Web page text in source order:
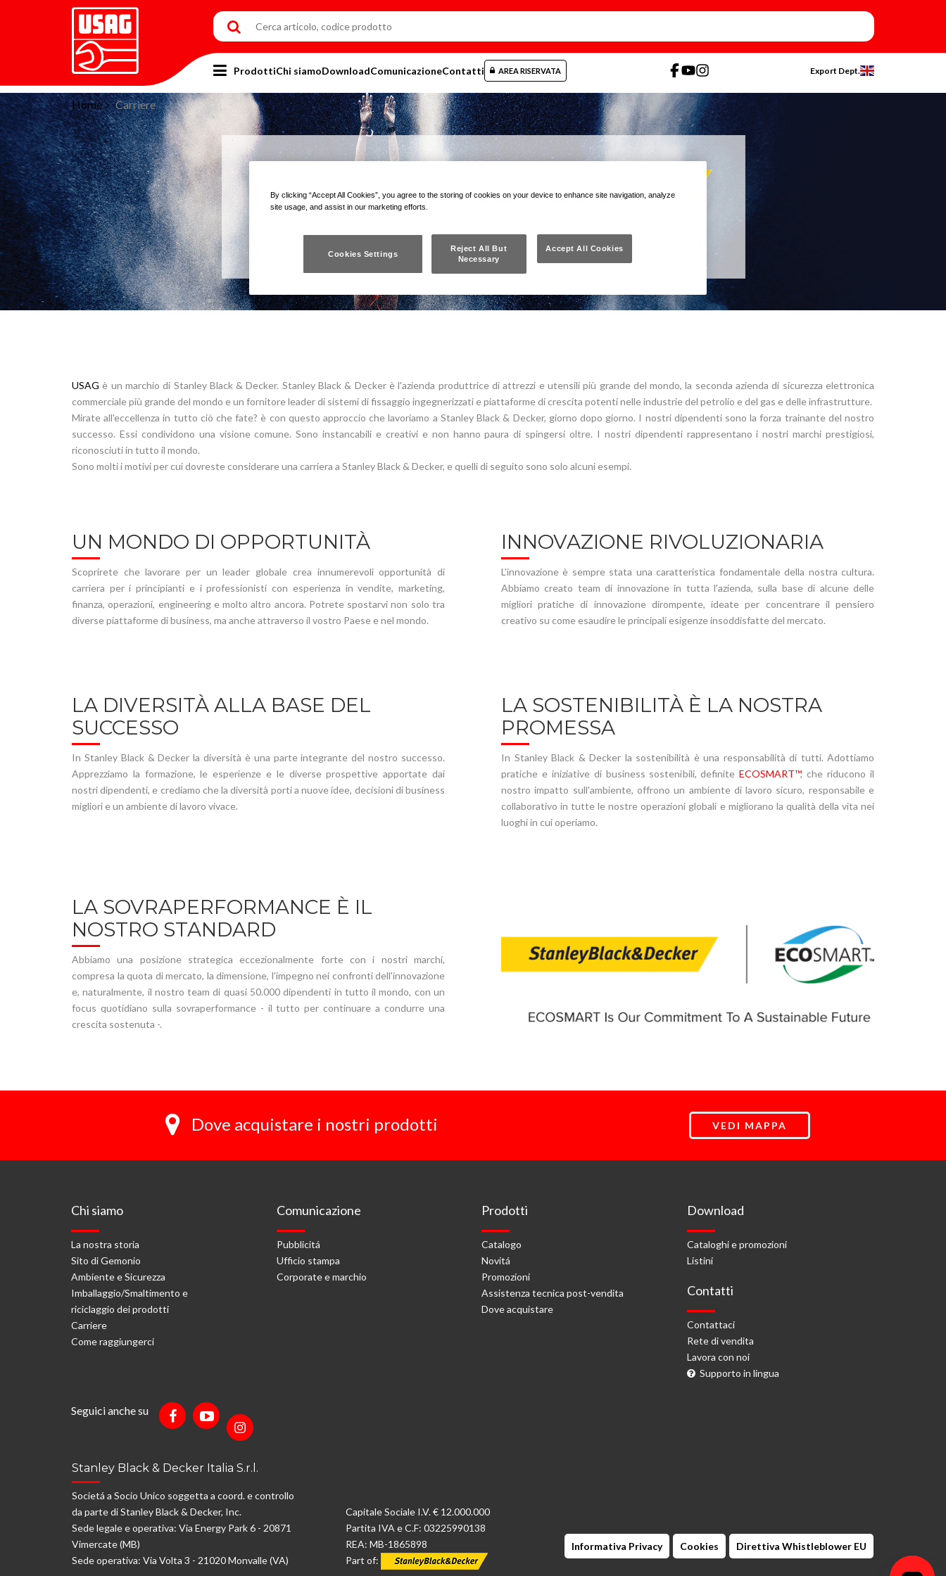
Home Carriere
ProdottiChi siamoDownloadComunicazioneContatti AREA RISERVATA Export Dept.
USAG è un marchio di Stanley Black & Decker. Stanley Black & Decker è l'azienda produttrice di attrezzi e utensili più grande del mondo, la seconda azienda di sicurezza elettronica
commerciale più grande del mondo e un fornitore leader di sistemi di fissaggio ingegnerizzati e piattaforme di crescita potenti nelle industrie del petrolio e del gas e delle infrastrutture.
Mirate all'eccellenza in tutto ciò che fate? è con questo approccio che lavoriamo a Stanley Black & Decker, giorno dopo giorno. I nostri dipendenti sono la forza trainante del nostro
successo. Essi condividono una visione comune. Sono instancabili e creativi e non hanno paura di spingersi oltre. I nostri dipendenti rappresentano i nostri marchi prestigiosi,
riconosciuti in tutto il mondo.
Sono molti i motivi per cui dovreste considerare una carriera a Stanley Black & Decker, e quelli di seguito sono solo alcuni esempi.
UN MONDO DI OPPORTUNITÀ
Scoprirete che lavorare per un leader globale crea innumerevoli opportunità di
carriera per i principianti e i professionisti con esperienza in vendite, marketing,
finanza, operazioni, engineering e molto altro ancora. Potrete spostarvi non solo tra
diverse piattaforme di business, ma anche attraverso il vostro Paese e nel mondo.
INNOVAZIONE RIVOLUZIONARIA
L'innovazione è sempre stata una caratteristica fondamentale della nostra cultura.
Abbiamo creato team di innovazione in tutta l'azienda, sulla base di alcune delle
migliori pratiche di innovazione dirompente, ideate per concentrare il pensiero
creativo su come esaudire le principali esigenze insoddisfatte del mercato.
LA DIVERSITÀ ALLA BASE DEL
SUCCESSO
In Stanley Black & Decker la diversità è una parte integrante del nostro successo.
Apprezziamo la formazione, le esperienze e le diverse prospettive apportate dai
nostri dipendenti, e crediamo che la diversità porti a nuove idee, decisioni di business
migliori e un ambiente di lavoro vivace.
LA SOSTENIBILITÀ È LA NOSTRA
PROMESSA
In Stanley Black & Decker la sostenibilità è una responsabilità di tutti. Adottiamo
pratiche e iniziative di business sostenibili, definiteECOSMART™, che riducono il
nostro impatto sull'ambiente, offrono un ambiente di lavoro sicuro, responsabile e
collaborativo in tutte le nostre operazioni globali e migliorano la qualità della vita nei
luoghi in cui operiamo.
LA SOVRAPERFORMANCE È IL
NOSTRO STANDARD
Abbiamo una posizione strategica eccezionalmente forte con i nostri marchi,
compresa la quota di mercato, la dimensione, l'impegno nei confronti dell'innovazione
e, naturalmente, il nostro team di quasi 50.000 dipendenti in tutto il mondo, con un
focus quotidiano sulla sovraperformance - il tutto per continuare a condurre una
crescita sostenuta -.
Dove acquistare i nostri prodotti VEDI MAPPA
Chi siamo
La nostra storia
Sito di Gemonio
Ambiente e Sicurezza
Imballaggio/Smaltimento e
riciclaggio dei prodotti
Carriere
Come raggiungerci
Comunicazione
Pubblicitá
Ufficio stampa
Corporate e marchio
Prodotti
Catalogo
Novitá
Promozioni
Assistenza tecnica post-vendita
Dove acquistare
Download
Cataloghi e promozioni
Listini
Contatti
Contattaci
Rete di vendita
Lavora con noi
Supporto in lingua
Seguici anche su
Stanley Black & Decker Italia S.r.l.
Societá a Socio Unico soggetta a coord. e controllo
da parte di Stanley Black & Decker, Inc.
Sede legale e operativa: Via Energy Park 6 - 20871
Vimercate (MB)
Sede operativa: Via Volta 3 - 21020 Monvalle (VA)
Capitale Sociale I.V. € 12.000.000
Partita IVA e C.F: 03225990138
REA: MB-1865898
Part of:
Informativa Privacy Cookies Direttiva Whistleblower EU
By clicking “Accept All Cookies”, you agree to the storing of cookies on your device to enhance site navigation, analyze
site usage, and assist in our marketing efforts.
Cookies Settings
Reject All But
Necessary
Accept All Cookies